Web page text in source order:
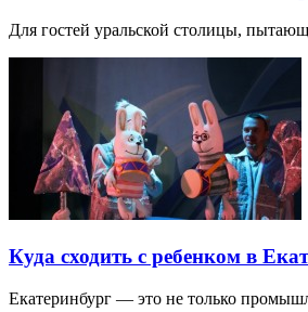
Для гостей уральской столицы,
Куда сходить с ребенком в
Екатеринбург — это не только